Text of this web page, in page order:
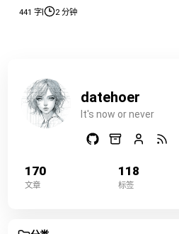
datehoer
It's now or never
170
文章
118
标签
过的一个库pytube。 pytube的文档：
441 字| 2 分钟